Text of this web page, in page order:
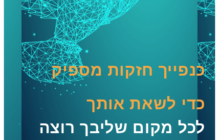
כנפייך חזקות מספיק
כדי לשאת אותך
לכל מקום שליבך רוצה